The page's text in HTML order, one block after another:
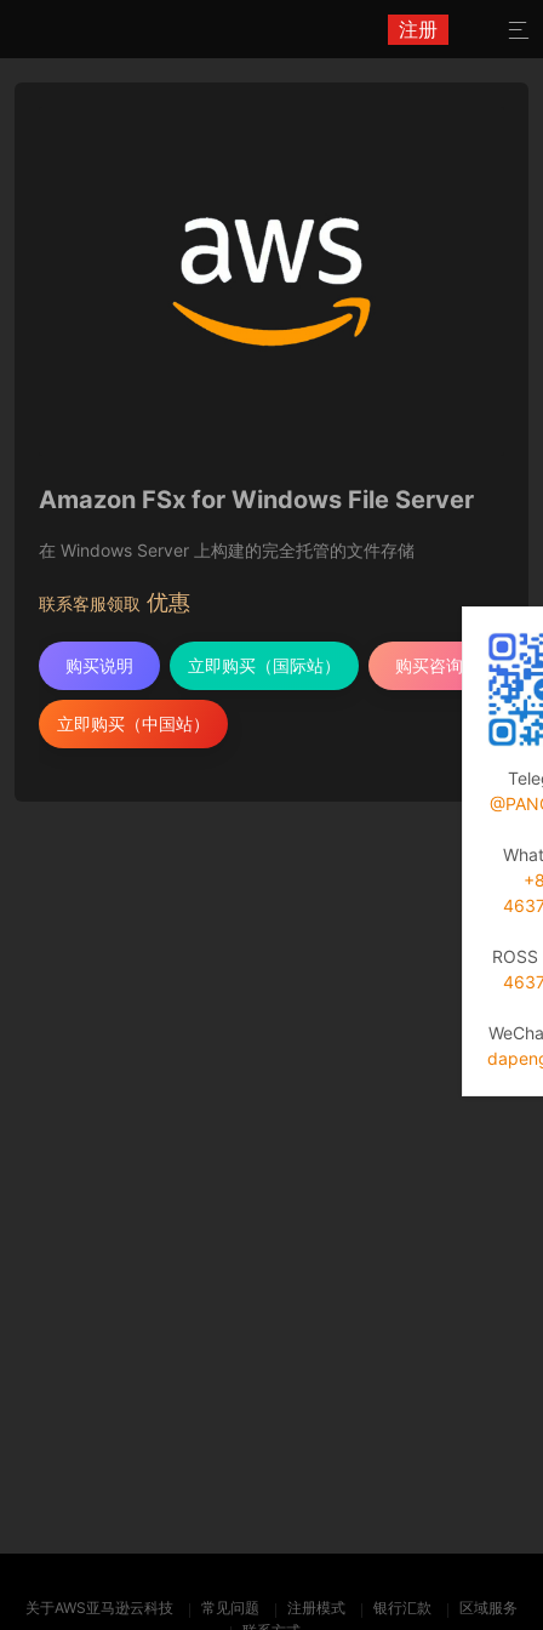
注册 
Amazon FSx for Windows File Server
在 Windows Server 上构建的完全托管的文件存储
联系客服领取 优惠
购买说明 立即购买（国际站） 购买咨询
立即购买（中国站）
关于AWS亚马逊云科技 常见问题 注册模式 银行汇款
区域服务